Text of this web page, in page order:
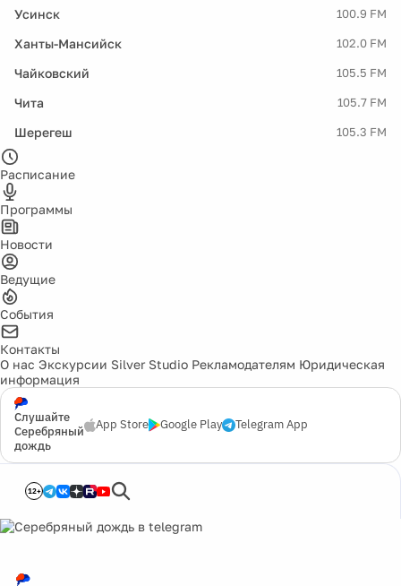
Усинск 100.9 FM
Ханты-Мансийск 102.0 FM
Чайковский 105.5 FM
Чита 105.7 FM
Шерегеш 105.3 FM
Расписание
Программы
Новости
Ведущие
События
Контакты
О нас Экскурсии Silver Studio Рекламодателям Юридическая
информация
Слушайте
Серебряный
дождь
App Store Google Play Telegram App
12+